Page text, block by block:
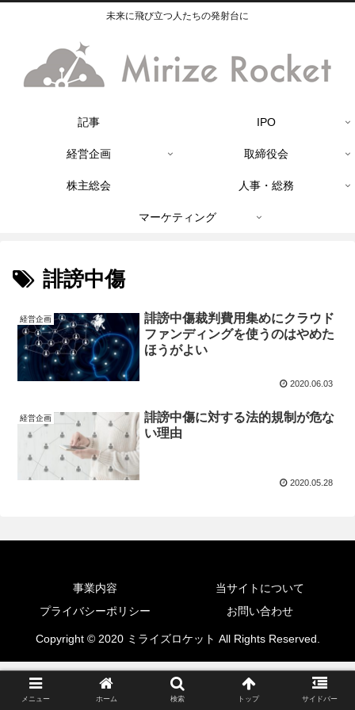
未来に飛び立つ人たちの発射台に
記事 IPO
経営企画 取締役会
株主総会 人事・総務
マーケティング
誹謗中傷
経営企画
誹謗中傷裁判費用集めにクラウド
ファンディングを使うのはやめた
ほうがよい
2020.06.03
経営企画
誹謗中傷に対する法的規制が危な
い理由
2020.05.28
事業内容
当サイトについて
プライバシーポリシー
お問い合わせ
Copyright © 2020 ミライズロケット All Rights Reserved.
メニュー ホーム 検索 トップ サイドバー